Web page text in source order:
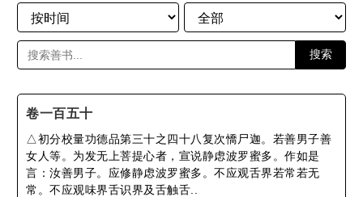
搜索
卷一百五十
△初分校量功德品第三十之四十八复次憍尸迦。若善男子善
女人等。为发无上菩提心者，宣说静虑波罗蜜多。作如是
言：汝善男子。应修静虑波罗蜜多。不应观舌界若常若无
常。不应观味界舌识界及舌触舌..